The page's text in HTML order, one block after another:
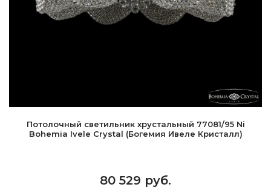
Потолочный светильник хрустальный 77081/95 Ni
Bohemia Ivele Crystal (Богемия Ивеле Кристалл)
80 529 руб.